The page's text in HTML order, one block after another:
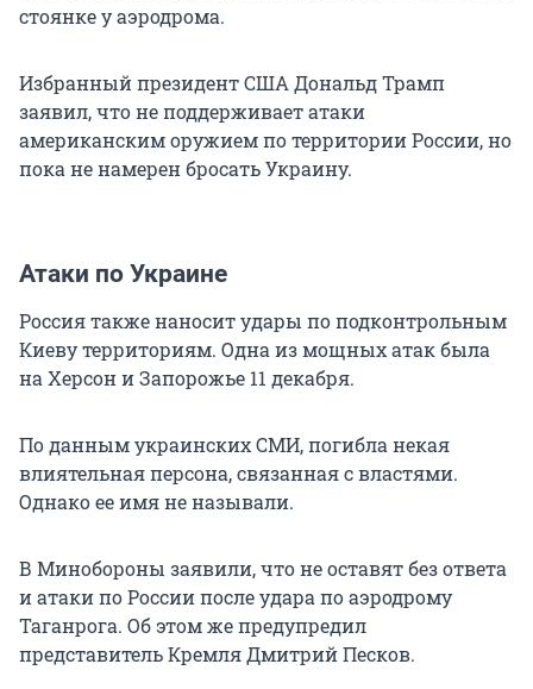
стоянке у аэродрома.
Избранный президент США Дональд Трамп
заявил, что не поддерживает атаки
американским оружием по территории России, но
пока не намерен бросать Украину.
Атаки по Украине
Россия также наносит удары по подконтрольным
Киеву территориям. Одна из мощных атак была
на Херсон и Запорожье 11 декабря.
По данным украинских СМИ, погибла некая
влиятельная персона, связанная с властями.
Однако ее имя не называли.
В Минобороны заявили, что не оставят без ответа
и атаки по России после удара по аэродрому
Таганрога. Об этом же предупредил
представитель Кремля Дмитрий Песков.